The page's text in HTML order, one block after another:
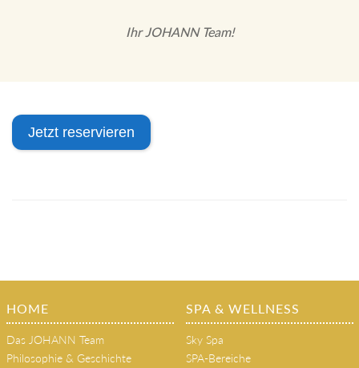
Ihr JOHANN Team!
Jetzt reservieren
HOME
Das JOHANN Team
Philosophie & Geschichte
SPA & WELLNESS
Sky Spa
SPA-Bereiche